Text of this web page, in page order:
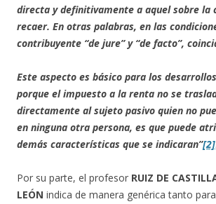
directa y definitivamente a aquel sobre la
recaer. En otras palabras, en las
contribuyente “de jure” y “de facto”,
Este aspecto es básico para los
porque el impuesto a la renta no se
directamente al sujeto pasivo quien no
en ninguna otra persona, es que puede
demás características que se indicaran”[2]
Por su parte, el profesor RUIZ DE
LEÓN indica de manera genérica tanto